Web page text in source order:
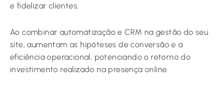
e fidelizar clientes.
Ao combinar automatização e CRM na gestão do seu
site, aumentam as hipóteses de conversão e a
eficiência operacional, potenciando o retorno do
investimento realizado na presença online.